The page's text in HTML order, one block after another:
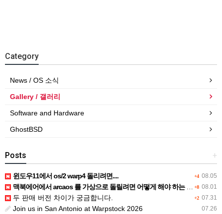
Category
News / OS 소식
Gallery / 갤러리
Software and Hardware
GhostBSD
+
Posts
+4 08.05
윈도우11에서 os/2 warp4 돌리려면....
+8 08.01
맥북에어에서 arcaos 를 가상으로 돌릴려면 어떻게 해야 하는 지요?
+2 07.31
두 판매 버전 차이가 궁금합니다.
07.26
Join us in San Antonio at Warpstock 2026